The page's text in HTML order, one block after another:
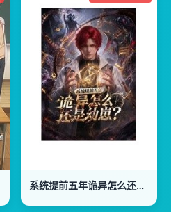
系统提前五年诡异怎么还是动崽？